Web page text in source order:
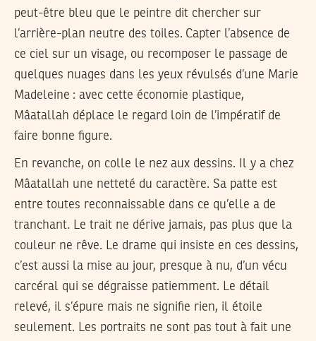
peut-être bleu que le peintre dit chercher sur
l’arrière-plan neutre des toiles. Capter l’absence de
ce ciel sur un visage, ou recomposer le passage de
quelques nuages dans les yeux révulsés d’une Marie
Madeleine : avec cette économie plastique,
Mâatallah déplace le regard loin de l’impératif de
faire bonne figure.
En revanche, on colle le nez aux dessins. Il y a chez
Mâatallah une netteté du caractère. Sa patte est
entre toutes reconnaissable dans ce qu’elle a de
tranchant. Le trait ne dérive jamais, pas plus que la
couleur ne rêve. Le drame qui insiste en ces dessins,
c’est aussi la mise au jour, presque à nu, d’un vécu
carcéral qui se dégraisse patiemment. Le détail
relevé, il s’épure mais ne signifie rien, il étoile
seulement. Les portraits ne sont pas tout à fait une